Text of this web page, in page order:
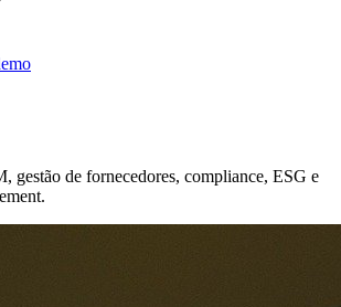
gestão de fornecedores, compliance, ESG e